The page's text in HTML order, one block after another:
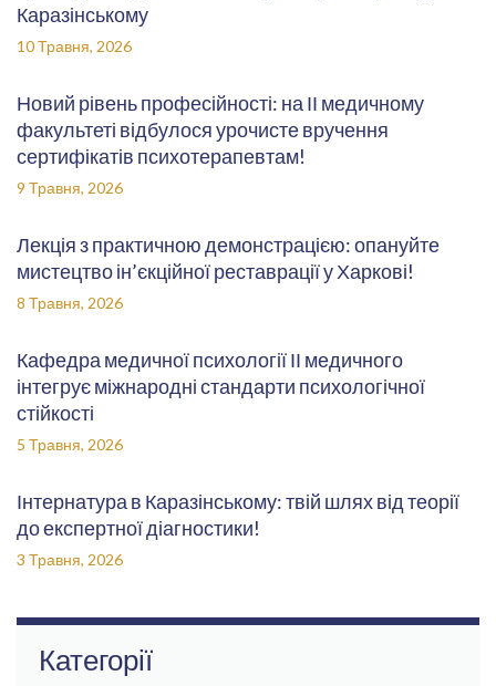
Каразінському
10 Травня, 2026
Новий рівень професійності: на ІІ медичному
факультеті відбулося урочисте вручення
сертифікатів психотерапевтам!
9 Травня, 2026
Лекція з практичною демонстрацією: опануйте
мистецтво ін’єкційної реставрації у Харкові!
8 Травня, 2026
Кафедра медичної психології ІІ медичного
інтегрує міжнародні стандарти психологічної
стійкості
5 Травня, 2026
Інтернатура в Каразінському: твій шлях від теорії
до експертної діагностики!
3 Травня, 2026
Категорії